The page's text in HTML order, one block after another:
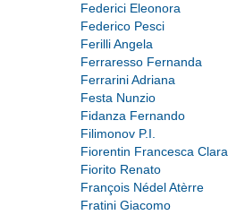
Federici Eleonora
Federico Pesci
Ferilli Angela
Ferraresso Fernanda
Ferrarini Adriana
Festa Nunzio
Fidanza Fernando
Filimonov P.I.
Fiorentin Francesca Clara
Fiorito Renato
François Nédel Atèrre
Fratini Giacomo